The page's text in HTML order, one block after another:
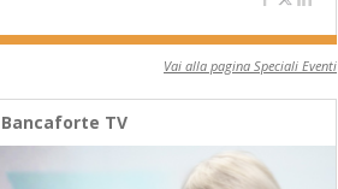
Vai alla pagina Speciali Eventi
Bancaforte TV